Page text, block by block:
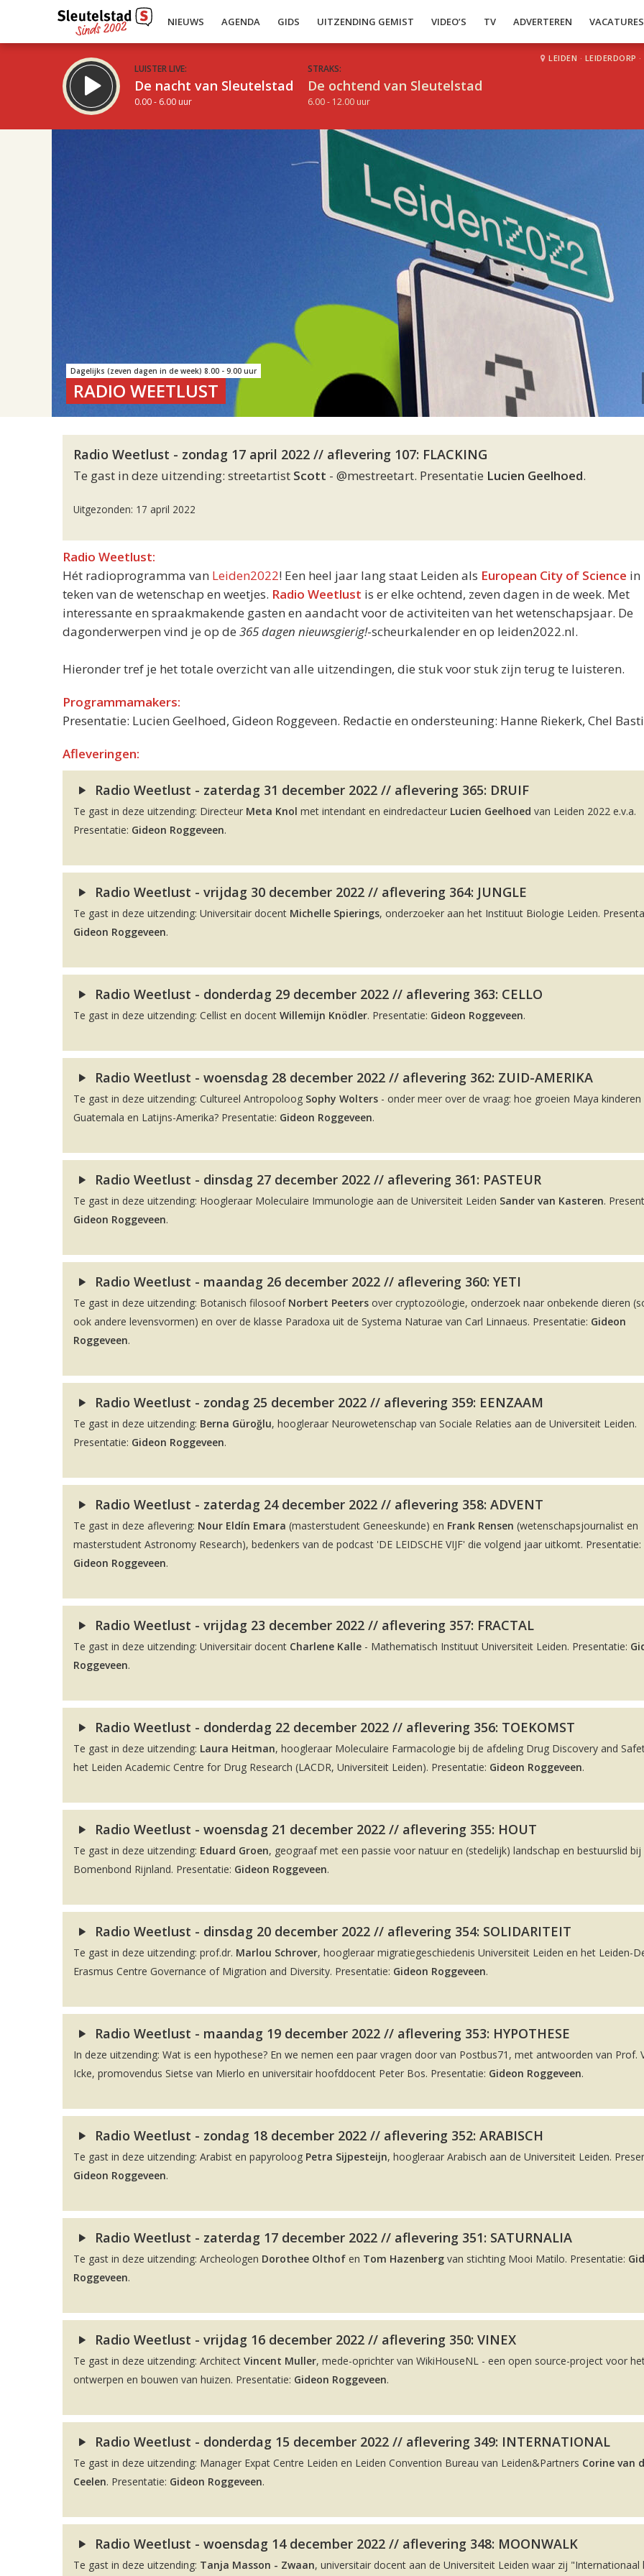
NIEUWS AGENDA GIDS UITZENDING GEMIST VIDEO’S TV ADVERTEREN VACATURES
LUISTER LIVE:
De nacht van Sleutelstad
0.00 - 6.00 uur
STRAKS:
De ochtend van Sleutelstad
6.00 - 12.00 uur
LEIDEN · LEIDERDORP ·
Dagelijks (zeven dagen in de week) 8.00 - 9.00 uur
RADIO WEETLUST
Radio Weetlust - zondag 17 april 2022 // aflevering 107: FLACKING
Te gast in deze uitzending: streetartist Scott - @mestreetart. Presentatie Lucien Geelhoed.
Uitgezonden: 17 april 2022
Radio Weetlust:
Hét radioprogramma van Leiden2022! Een heel jaar lang staat Leiden als European City of Science in
teken van de wetenschap en weetjes. Radio Weetlust is er elke ochtend, zeven dagen in de week. Met
interessante en spraakmakende gasten en aandacht voor de activiteiten van het wetenschapsjaar. De
dagonderwerpen vind je op de 365 dagen nieuwsgierig!-scheurkalender en op leiden2022.nl.
Hieronder tref je het totale overzicht van alle uitzendingen, die stuk voor stuk zijn terug te luisteren.
Programmamakers:
Presentatie: Lucien Geelhoed, Gideon Roggeveen. Redactie en ondersteuning: Hanne Riekerk, Chel
Afleveringen:
Radio Weetlust - zaterdag 31 december 2022 // aflevering 365: DRUIF
Te gast in deze uitzending: Directeur Meta Knol met intendant en eindredacteur Lucien Geelhoed van Leiden 2022 e.v.a.
Presentatie: Gideon Roggeveen.
Radio Weetlust - vrijdag 30 december 2022 // aflevering 364: JUNGLE
Te gast in deze uitzending: Universitair docent Michelle Spierings, onderzoeker aan het Instituut Biologie Leiden.
Gideon Roggeveen.
Radio Weetlust - donderdag 29 december 2022 // aflevering 363: CELLO
Te gast in deze uitzending: Cellist en docent Willemijn Knödler. Presentatie: Gideon Roggeveen.
Radio Weetlust - woensdag 28 december 2022 // aflevering 362: ZUID-AMERIKA
Te gast in deze uitzending: Cultureel Antropoloog Sophy Wolters - onder meer over de vraag: hoe groeien Maya
Guatemala en Latijns-Amerika? Presentatie: Gideon Roggeveen.
Radio Weetlust - dinsdag 27 december 2022 // aflevering 361: PASTEUR
Te gast in deze uitzending: Hoogleraar Moleculaire Immunologie aan de Universiteit Leiden Sander van Kasteren.
Gideon Roggeveen.
Radio Weetlust - maandag 26 december 2022 // aflevering 360: YETI
Te gast in deze uitzending: Botanisch filosoof Norbert Peeters over cryptozoölogie, onderzoek naar onbekende dieren
ook andere levensvormen) en over de klasse Paradoxa uit de Systema Naturae van Carl Linnaeus. Presentatie: Gideon
Roggeveen.
Radio Weetlust - zondag 25 december 2022 // aflevering 359: EENZAAM
Te gast in deze uitzending: Berna Güroğlu, hoogleraar Neurowetenschap van Sociale Relaties aan de Universiteit Leiden.
Presentatie: Gideon Roggeveen.
Radio Weetlust - zaterdag 24 december 2022 // aflevering 358: ADVENT
Te gast in deze aflevering: Nour Eldín Emara (masterstudent Geneeskunde) en Frank Rensen (wetenschapsjournalist en
masterstudent Astronomy Research), bedenkers van de podcast 'DE LEIDSCHE VIJF' die volgend jaar uitkomt. Presentatie:
Gideon Roggeveen.
Radio Weetlust - vrijdag 23 december 2022 // aflevering 357: FRACTAL
Te gast in deze uitzending: Universitair docent Charlene Kalle - Mathematisch Instituut Universiteit Leiden. Presentatie:
Roggeveen.
Radio Weetlust - donderdag 22 december 2022 // aflevering 356: TOEKOMST
Te gast in deze uitzending: Laura Heitman, hoogleraar Moleculaire Farmacologie bij de afdeling Drug Discovery and
het Leiden Academic Centre for Drug Research (LACDR, Universiteit Leiden). Presentatie: Gideon Roggeveen.
Radio Weetlust - woensdag 21 december 2022 // aflevering 355: HOUT
Te gast in deze uitzending: Eduard Groen, geograaf met een passie voor natuur en (stedelijk) landschap en bestuurslid bij
Bomenbond Rijnland. Presentatie: Gideon Roggeveen.
Radio Weetlust - dinsdag 20 december 2022 // aflevering 354: SOLIDARITEIT
Te gast in deze uitzending: prof.dr. Marlou Schrover, hoogleraar migratiegeschiedenis Universiteit Leiden en het Leiden-
Erasmus Centre Governance of Migration and Diversity. Presentatie: Gideon Roggeveen.
Radio Weetlust - maandag 19 december 2022 // aflevering 353: HYPOTHESE
In deze uitzending: Wat is een hypothese? En we nemen een paar vragen door van Postbus71, met antwoorden van Prof.
Icke, promovendus Sietse van Mierlo en universitair hoofddocent Peter Bos. Presentatie: Gideon Roggeveen.
Radio Weetlust - zondag 18 december 2022 // aflevering 352: ARABISCH
Te gast in deze uitzending: Arabist en papyroloog Petra Sijpesteijn, hoogleraar Arabisch aan de Universiteit Leiden.
Gideon Roggeveen.
Radio Weetlust - zaterdag 17 december 2022 // aflevering 351: SATURNALIA
Te gast in deze uitzending: Archeologen Dorothee Olthof en Tom Hazenberg van stichting Mooi Matilo. Presentatie:
Roggeveen.
Radio Weetlust - vrijdag 16 december 2022 // aflevering 350: VINEX
Te gast in deze uitzending: Architect Vincent Muller, mede-oprichter van WikiHouseNL - een open source-project voor
ontwerpen en bouwen van huizen. Presentatie: Gideon Roggeveen.
Radio Weetlust - donderdag 15 december 2022 // aflevering 349: INTERNATIONAL
Te gast in deze uitzending: Manager Expat Centre Leiden en Leiden Convention Bureau van Leiden&Partners Corine van
Ceelen. Presentatie: Gideon Roggeveen.
Radio Weetlust - woensdag 14 december 2022 // aflevering 348: MOONWALK
Te gast in deze uitzending: Tanja Masson - Zwaan, universitair docent aan de Universiteit Leiden waar zij "Internationaal